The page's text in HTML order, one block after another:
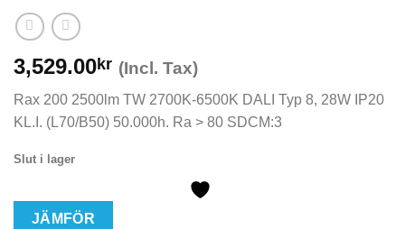
3,529.00kr (Incl. Tax)
Rax 200 2500lm TW 2700K-6500K DALI Typ 8, 28W IP20
KL.I. (L70/B50) 50.000h. Ra > 80 SDCM:3
Slut i lager
JÄMFÖR